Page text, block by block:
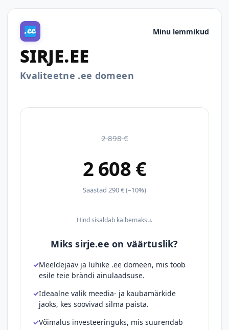
Minu lemmikud
SIRJE.EE
Kvaliteetne .ee domeen
2 898 €
2 608 €
Säästad 290 € (–10%)
Hind sisaldab käibemaksu.
Miks sirje.ee on väärtuslik?
Meeldejääv ja lühike .ee domeen, mis toob
esile teie brändi ainulaadsuse.
Ideaalne valik meedia- ja kaubamärkide
jaoks, kes soovivad silma paista.
Võimalus investeeringuks, mis suurendab